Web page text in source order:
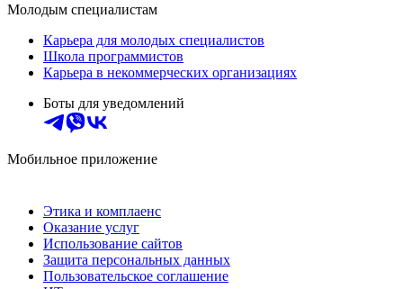
Молодым специалистам
Карьера для молодых специалистов
Школа программистов
Карьера в некоммерческих организациях
Боты для уведомлений
Мобильное приложение
Этика и комплаенс
Оказание услуг
Использование сайтов
Защита персональных данных
Пользовательское соглашение